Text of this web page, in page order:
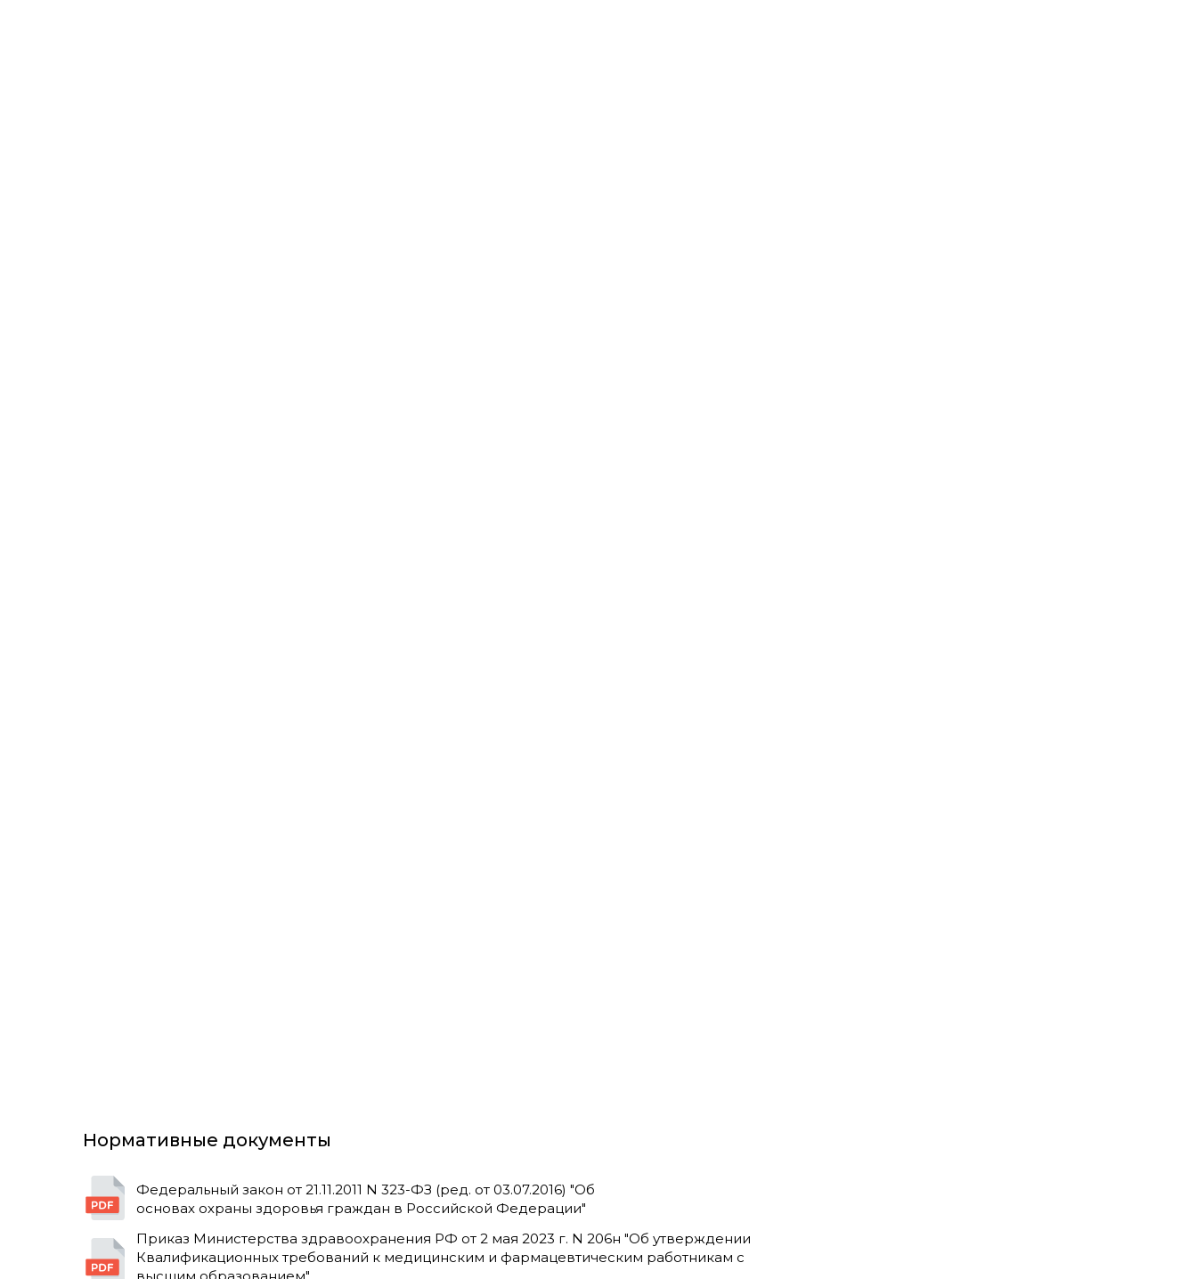
Нормативные документы
Федеральный закон от 21.11.2011 N 323-ФЗ (ред. от 03.07.2016) "Об
основах охраны здоровья граждан в Российской Федерации"
Приказ Министерства здравоохранения РФ от 2 мая 2023 г. N 206н "Об утверждении
Квалификационных требований к медицинским и фармацевтическим работникам с